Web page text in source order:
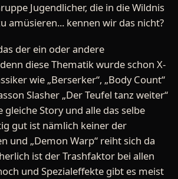
Jugendlicher, die in die Wildnis
amüsieren... kennen wir das nicht?
der ein oder andere
diese Thematik wurde schon X-
wie „Berserker“, „Body Count“
Slasher „Der Teufel tanz weiter“
gleiche Story und alle das selbe
gut ist nämlich keiner der
und „Demon Warp“ reiht sich da
ist der Trashfaktor bei allen
und Spezialeffekte gibt es meist